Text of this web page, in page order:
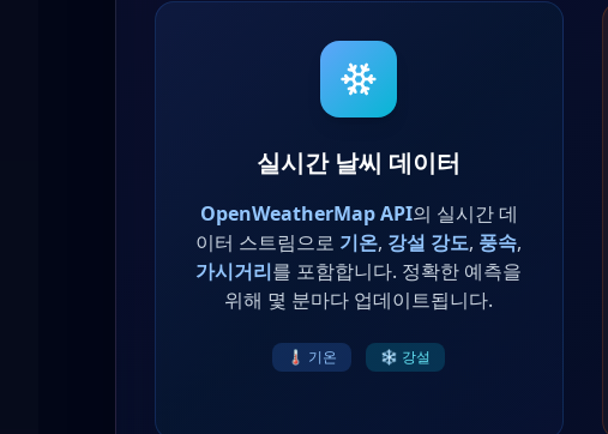
실시간 날씨 데이터
OpenWeatherMap API의 실시간 데
이터 스트림으로 기온, 강설 강도, 풍속,
가시거리를 포함합니다. 정확한 예측을
위해 몇 분마다 업데이트됩니다.
🌡️ 기온 ❄️ 강설